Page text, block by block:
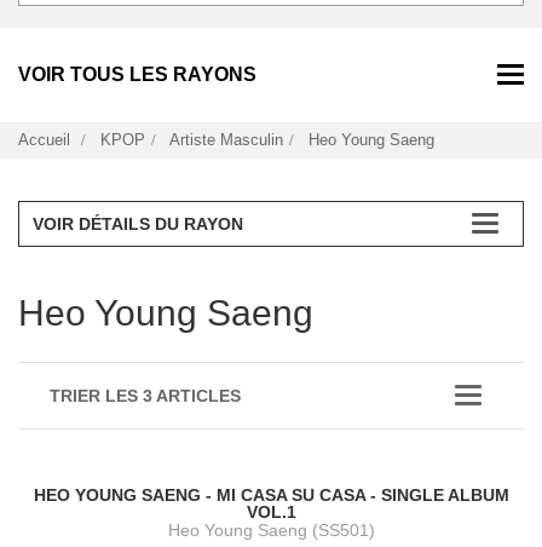
VOIR TOUS LES RAYONS
Accueil KPOP Artiste Masculin Heo Young Saeng
VOIR DÉTAILS DU RAYON
Heo Young Saeng
TRIER LES 3 ARTICLES
HEO YOUNG SAENG - MI CASA SU CASA - SINGLE ALBUM
VOL.1
Heo Young Saeng (SS501)